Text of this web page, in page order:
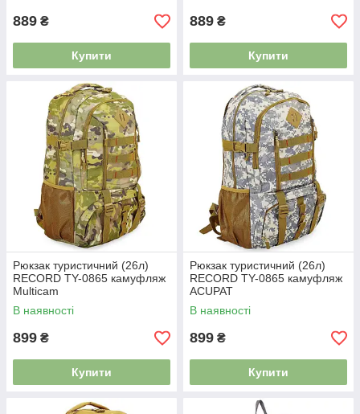
889 ₴
Купити
889 ₴
Купити
Рюкзак туристичний (26л)
RECORD TY-0865 камуфляж
Multicam
В наявності
899 ₴
Купити
Рюкзак туристичний (26л)
RECORD TY-0865 камуфляж
ACUPAT
В наявності
899 ₴
Купити